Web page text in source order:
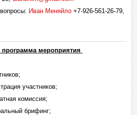
Иван Меняйло +7-926-561-26-79,
программа мероприятия
участников;
комиссия;
брифинг;